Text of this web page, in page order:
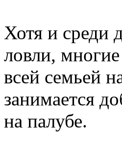
Хотя и среди
ловли,
всей семьей
занимается
на палубе.